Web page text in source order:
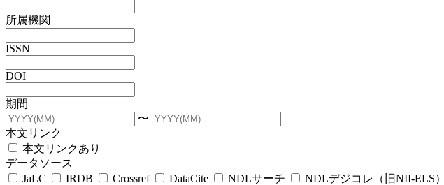
所属機関
ISSN
DOI
期間
〜
本文リンク
本文リンクあり
データソース
JaLC
IRDB Crossref DataCite NDLサーチ NDLデジコレ（旧NII-ELS）